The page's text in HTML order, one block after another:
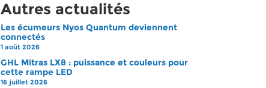
Autres actualités
Les écumeurs Nyos Quantum deviennent
connectés
1 août 2026
GHL Mitras LX8 : puissance et couleurs pour
cette rampe LED
16 juillet 2026